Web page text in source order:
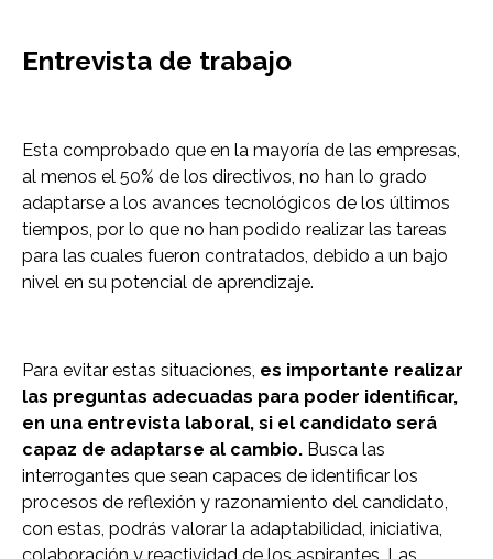
Entrevista de trabajo
Esta comprobado que en la mayoría de las empresas,
al menos el 50% de los directivos, no han lo grado
adaptarse a los avances tecnológicos de los últimos
tiempos, por lo que no han podido realizar las tareas
para las cuales fueron contratados, debido a un bajo
nivel en su potencial de aprendizaje.
Para evitar estas situaciones, es importante realizar
las preguntas adecuadas para poder identificar,
en una entrevista laboral, si el candidato será
capaz de adaptarse al cambio. Busca las
interrogantes que sean capaces de identificar los
procesos de reflexión y razonamiento del candidato,
con estas, podrás valorar la adaptabilidad, iniciativa,